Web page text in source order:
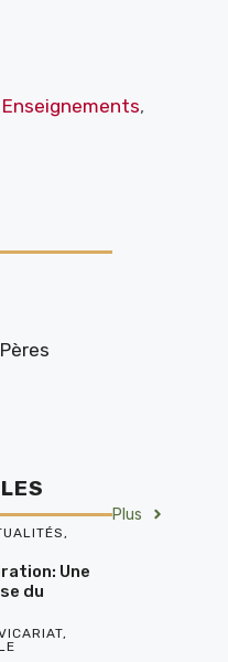
Enseignements,
Plus
,
Une
du
,